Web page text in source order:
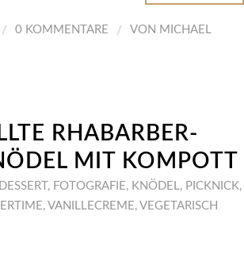
/ 0 KOMMENTARE / VON MICHAEL
RHABARBER-
MIT KOMPOTT
DESSERT , FOTOGRAFIE, KNÖDEL, PICKNICK,
, VANILLECREME, VEGETARISCH